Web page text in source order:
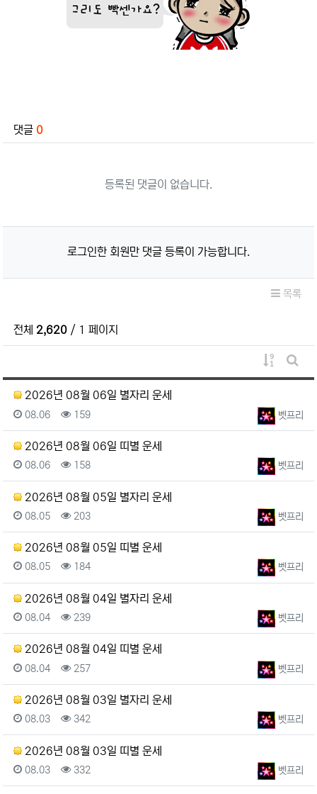
댓글 0
등록된 댓글이 없습니다.
로그인한 회원만 댓글 등록이 가능합니다.
목록
전체 2,620/ 1 페이지
게시물
게시
2026년 08월 06일 별자리 운세
등록자벳프리
등록일
08.06 조회
159
2026년 08월 06일 띠별 운세
등록자벳프리
등록일
08.06 조회
158
2026년 08월 05일 별자리 운세
등록자벳프리
등록일
08.05 조회
203
2026년 08월 05일 띠별 운세
등록자벳프리
등록일
08.05 조회
184
2026년 08월 04일 별자리 운세
등록자벳프리
등록일
08.04 조회
239
2026년 08월 04일 띠별 운세
등록자벳프리
등록일
08.04 조회
257
2026년 08월 03일 별자리 운세
등록자벳프리
등록일
08.03 조회
342
2026년 08월 03일 띠별 운세
등록자벳프리
등록일
08.03 조회
332